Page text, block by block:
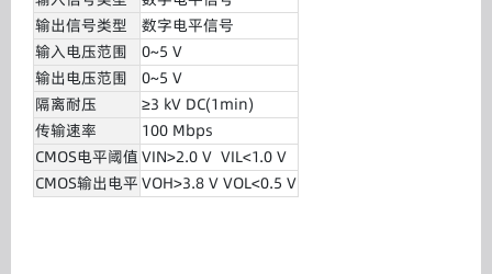
输出信号类型
数字电平信号
输入电压范围
0~5 V
输出电压范围
0~5 V
隔离耐压
≥3 kV DC(1min)
传输速率
100 Mbps
CMOS电平阈值VIN>2.0 V VIL<1.0 V
CMOS输出电平 VOH>3.8 V VOL<0.5 V